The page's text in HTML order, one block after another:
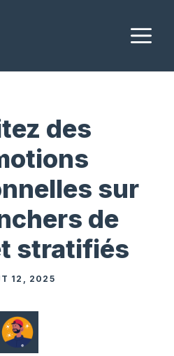
des
sur
de
stratifiés
12, 2025